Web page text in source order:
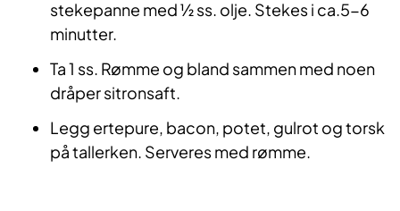
stekepanne med ½ ss. olje. Stekes i ca.5-6
minutter.
Ta 1 ss. Rømme og bland sammen med noen
dråper sitronsaft.
Legg ertepure, bacon, potet, gulrot og torsk
på tallerken. Serveres med rømme.